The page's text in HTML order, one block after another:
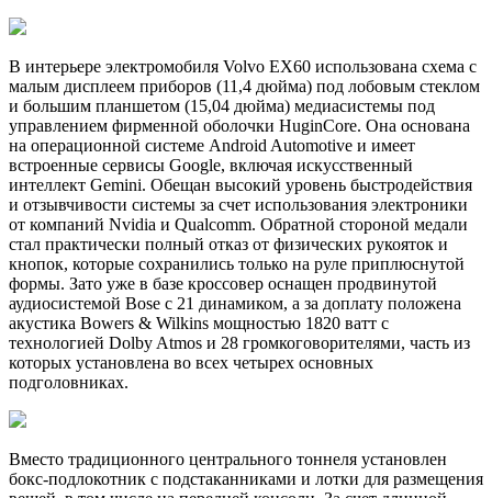
В интерьере электромобиля Volvo EX60 использована схема с
малым дисплеем приборов (11,4 дюйма) под лобовым стеклом
и большим планшетом (15,04 дюйма) медиасистемы под
управлением фирменной оболочки HuginCore. Она основана
на операционной системе Android Automotive и имеет
встроенные сервисы Google, включая искусственный
интеллект Gemini. Обещан высокий уровень быстродействия
и отзывчивости системы за счет использования электроники
от компаний Nvidia и Qualcomm. Обратной стороной медали
стал практически полный отказ от физических рукояток и
кнопок, которые сохранились только на руле приплюснутой
формы. Зато уже в базе кроссовер оснащен продвинутой
аудиосистемой Bose с 21 динамиком, а за доплату положена
акустика Bowers & Wilkins мощностью 1820 ватт с
технологией Dolby Atmos и 28 громкоговорителями, часть из
которых установлена во всех четырех основных
подголовниках.
Вместо традиционного центрального тоннеля установлен
бокс-подлокотник с подстаканниками и лотки для размещения